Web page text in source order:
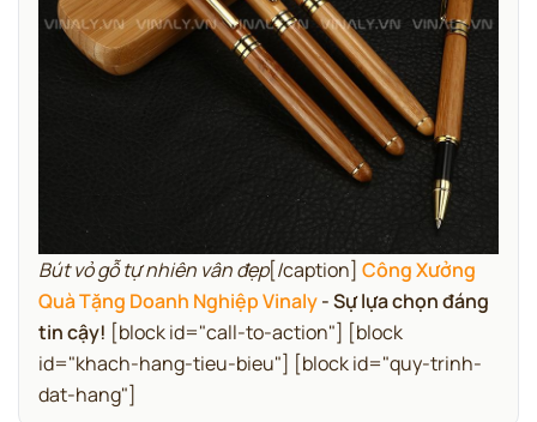
Bút vỏ gỗ tự nhiên vân đẹp[/caption] Công Xưởng
Quà Tặng Doanh Nghiệp Vinaly- Sự lựa chọn đáng
tin cậy! [block id="call-to-action"] [block
id="khach-hang-tieu-bieu"] [block id="quy-trinh-
dat-hang"]